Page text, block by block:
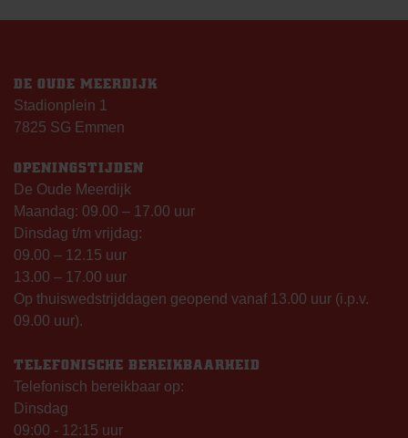
DE OUDE MEERDIJK
Stadionplein 1
7825 SG Emmen
OPENINGSTIJDEN
De Oude Meerdijk
Maandag: 09.00 – 17.00 uur
Dinsdag t/m vrijdag:
09.00 – 12.15 uur
13.00 – 17.00 uur
Op thuiswedstrijddagen geopend vanaf 13.00 uur (i.p.v.
09.00 uur).
TELEFONISCHE BEREIKBAARHEID
Telefonisch bereikbaar op:
Dinsdag
09:00 - 12:15 uur